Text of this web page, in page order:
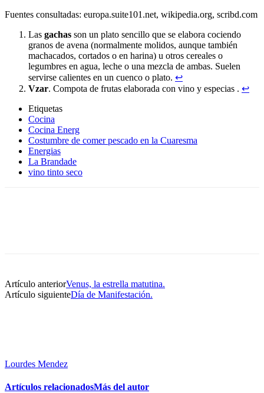
Fuentes consultadas: europa.suite101.net, wikipedia.org, scribd.com
Las gachas son un plato sencillo que se elabora cociendo
granos de avena (normalmente molidos, aunque también
machacados, cortados o en harina) u otros cereales o
legumbres en agua, leche o una mezcla de ambas. Suelen
servirse calientes en un cuenco o plato. ↩
Vzar. Compota de frutas elaborada con vino y especias . ↩
Etiquetas
Cocina
Cocina Energ
Costumbre de comer pescado en la Cuaresma
Energias
La Brandade
vino tinto seco
Artículo anteriorVenus, la estrella matutina.
Artículo siguienteDía de Manifestación.
Lourdes Mendez
Artículos relacionadosMás del autor